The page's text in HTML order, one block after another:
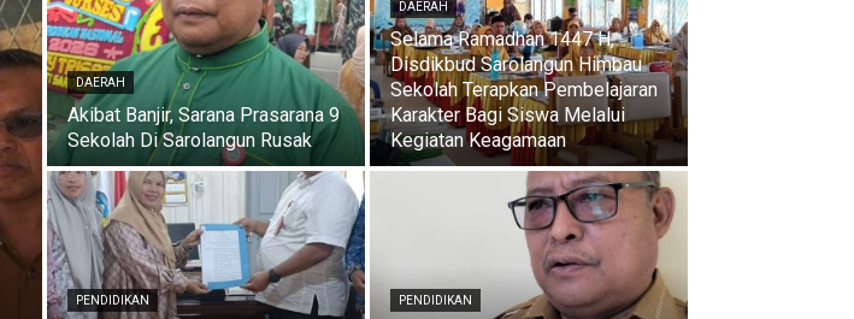
DAERAH
Akibat Banjir, Sarana Prasarana 9
Sekolah Di Sarolangun Rusak
DAERAH
Selama Ramadhan 1447 H,
Disdikbud Sarolangun Himbau
Sekolah Terapkan Pembelajaran
Karakter Bagi Siswa Melalui
Kegiatan Keagamaan
PENDIDIKAN PENDIDIKAN